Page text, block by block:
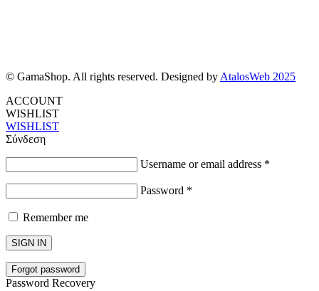
© GamaShop. All rights reserved. Designed by AtalosWeb 2025
ACCOUNT
WISHLIST
WISHLIST
Σύνδεση
Username or email address *
Password *
Remember me
SIGN IN
Forgot password
Password Recovery